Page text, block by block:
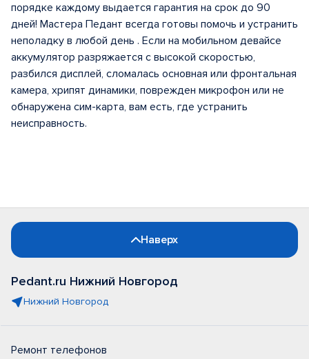
порядке каждому выдается гарантия на срок до 90
дней! Мастера Педант всегда готовы помочь и устранить
неполадку в любой день . Если на мобильном девайсе
аккумулятор разряжается с высокой скоростью,
разбился дисплей, сломалась основная или фронтальная
камера, хрипят динамики, поврежден микрофон или не
обнаружена сим-карта, вам есть, где устранить
неисправность.
Наверх
Pedant.ru Нижний Новгород
Нижний Новгород
Ремонт телефонов